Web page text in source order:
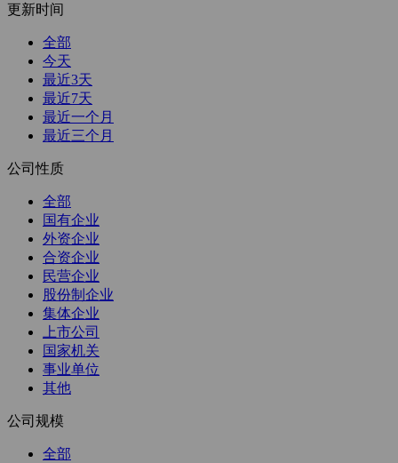
更新时间
全部
今天
最近3天
最近7天
最近一个月
最近三个月
公司性质
全部
国有企业
外资企业
合资企业
民营企业
股份制企业
集体企业
上市公司
国家机关
事业单位
其他
公司规模
全部